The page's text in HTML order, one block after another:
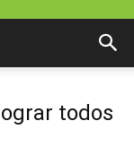
todos